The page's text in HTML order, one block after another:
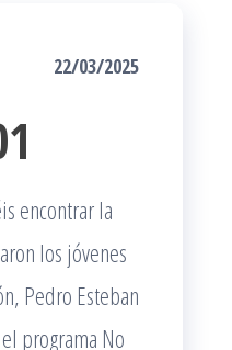
22/03/2025
encontrar la
los jóvenes
Pedro Esteban
programa No